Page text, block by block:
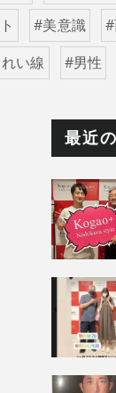
#美意識
い線
#男性
最近